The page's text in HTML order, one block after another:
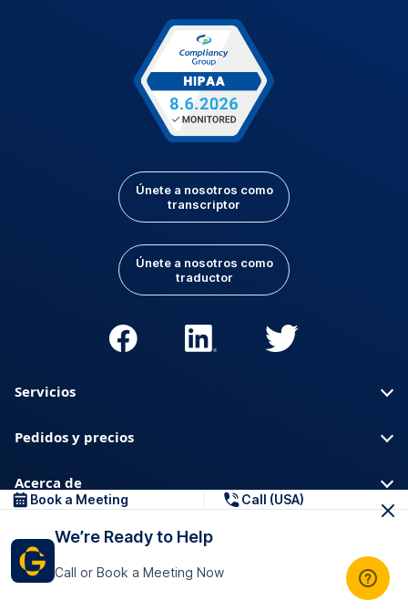
Únete a nosotros como
transcriptor
Únete a nosotros como
traductor
Servicios
Pedidos y precios
Acerca de
Para empresas
Para transcriptores
Book a Meeting Call (USA)
We’re Ready to Help
Call or Book a Meeting Now